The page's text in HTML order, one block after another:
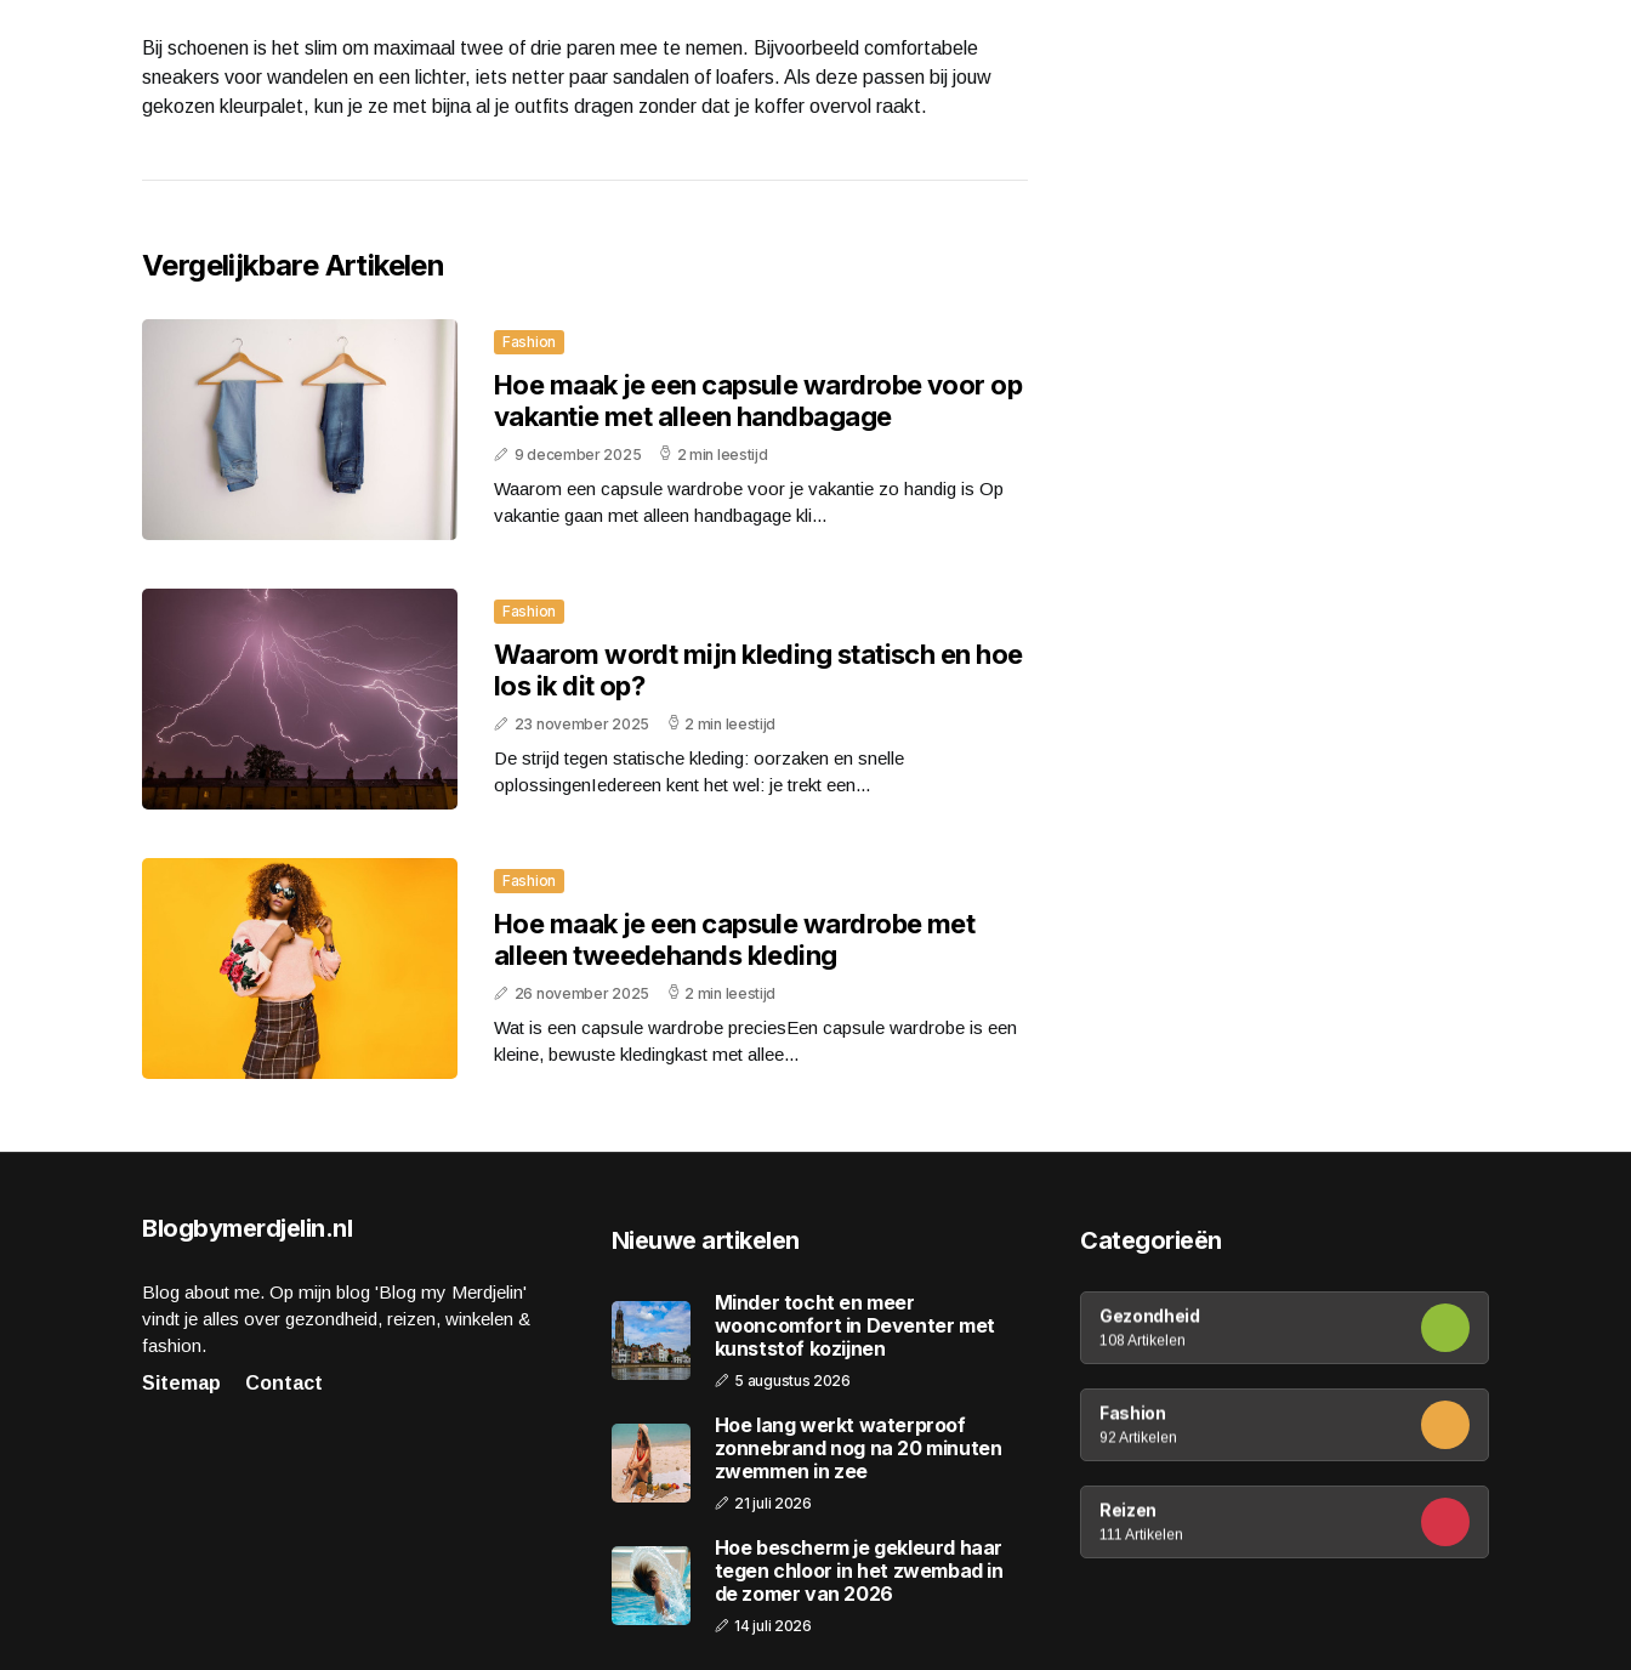
Bij schoenen is het slim om maximaal twee of drie paren mee te nemen. Bijvoorbeeld comfortabele
sneakers voor wandelen en een lichter, iets netter paar sandalen of loafers. Als deze passen bij jouw
gekozen kleurpalet, kun je ze met bijna al je outfits dragen zonder dat je koffer overvol raakt.
Vergelijkbare Artikelen
Fashion
Hoe maak je een capsule wardrobe voor op
vakantie met alleen handbagage
9 december 2025 2 min leestijd
Waarom een capsule wardrobe voor je vakantie zo handig is Op
vakantie gaan met alleen handbagage kli...
Fashion
Waarom wordt mijn kleding statisch en hoe
los ik dit op?
23 november 2025 2 min leestijd
De strijd tegen statische kleding: oorzaken en snelle
oplossingenIedereen kent het wel: je trekt een...
Fashion
Hoe maak je een capsule wardrobe met
alleen tweedehands kleding
26 november 2025 2 min leestijd
Wat is een capsule wardrobe preciesEen capsule wardrobe is een
kleine, bewuste kledingkast met allee...
Blogbymerdjelin.nl
Blog about me. Op mijn blog 'Blog my Merdjelin'
vindt je alles over gezondheid, reizen, winkelen &
fashion.
Sitemap
Contact
Nieuwe artikelen
Minder tocht en meer
wooncomfort in Deventer met
kunststof kozijnen
5 augustus 2026
Hoe lang werkt waterproof
zonnebrand nog na 20 minuten
zwemmen in zee
21 juli 2026
Hoe bescherm je gekleurd haar
tegen chloor in het zwembad in
de zomer van 2026
14 juli 2026
Categorieën
Gezondheid
108 Artikelen
Fashion
92 Artikelen
Reizen
111 Artikelen